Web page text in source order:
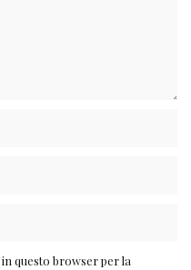
questo browser per la